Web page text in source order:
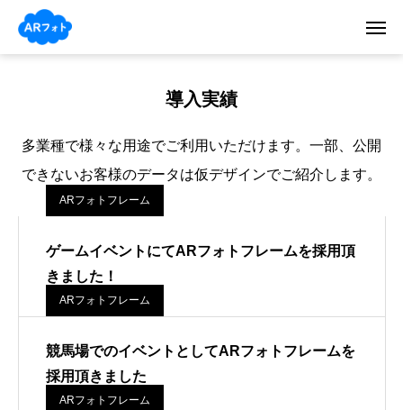
導入実績
多業種で様々な用途でご利用いただけます。一部、公開
できないお客様のデータは仮デザインでご紹介します。
ARフォトフレーム
ゲームイベントにてARフォトフレームを採用頂
きました！
ARフォトフレーム
競馬場でのイベントとしてARフォトフレームを
採用頂きました
ARフォトフレーム